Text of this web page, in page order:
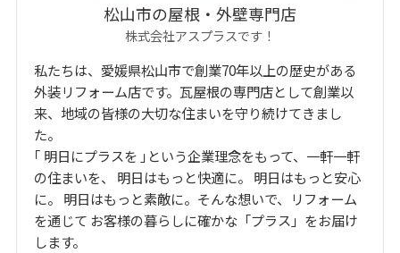
松山市の屋根・外壁専門店
株式会社アスプラスです！
私たちは、愛媛県松山市で創業70年以上の歴史がある
外装リフォーム店です。瓦屋根の専門店として創業以
来、地域の皆様の大切な住まいを守り続けてきまし
た。
｢ 明日にプラスを ｣という企業理念をもって、一軒一軒
の住まいを、 明日はもっと快適に。 明日はもっと安心
に。 明日はもっと素敵に。そんな想いで、リフォーム
を通じて お客様の暮らしに確かな「プラス」をお届け
します。